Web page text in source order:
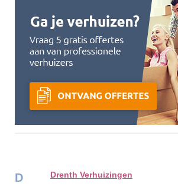
D Drenth Verhuizingen